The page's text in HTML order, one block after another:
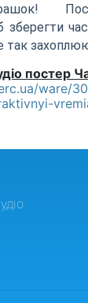
зберегти
так
постер
ware/